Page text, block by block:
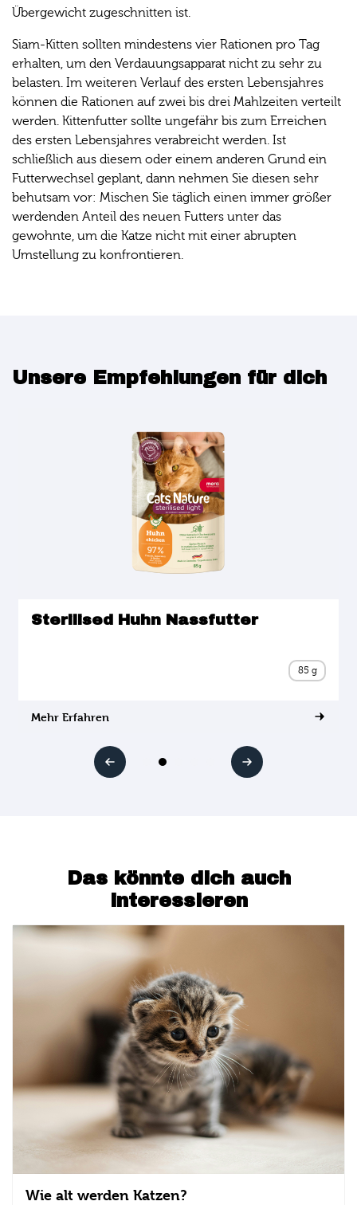
Übergewicht zugeschnitten ist.
Siam-Kitten sollten mindestens vier Rationen pro Tag
erhalten, um den Verdauungsapparat nicht zu sehr zu
belasten. Im weiteren Verlauf des ersten Lebensjahres
können die Rationen auf zwei bis drei Mahlzeiten verteilt
werden. Kittenfutter sollte ungefähr bis zum Erreichen
des ersten Lebensjahres verabreicht werden. Ist
schließlich aus diesem oder einem anderen Grund ein
Futterwechsel geplant, dann nehmen Sie diesen sehr
behutsam vor: Mischen Sie täglich einen immer größer
werdenden Anteil des neuen Futters unter das
gewohnte, um die Katze nicht mit einer abrupten
Umstellung zu konfrontieren.
Unsere Empfehlungen für dich
Sterilised Huhn Nassfutter
85 g
Mehr Erfahren
Das könnte dich auch
interessieren
Wie alt werden Katzen?